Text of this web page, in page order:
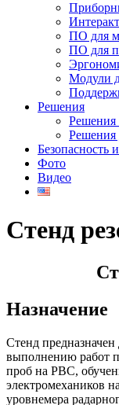
ПО для
ПО для
Модули
Решения
Решения
Решения
Безопасность
Фото
Видео
Стенд
Назначение
Стенд
выполнению работ
проб на РВС,
электромехаников
уровнемера